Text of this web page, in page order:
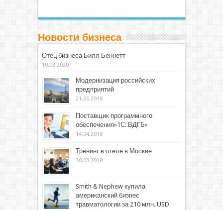
Новости бизнеса
Отец бизнеса Билл Беннетт
10.03.2020
Модернизация российских
предприятий
21.05.2018
Поставщик программного
обеспечения»1С: ВДГБ»
14.04.2018
Тренинг в отеле в Москве
30.03.2018
Smith & Nephew купила
американский бизнес
травматологии за 210 млн. USD